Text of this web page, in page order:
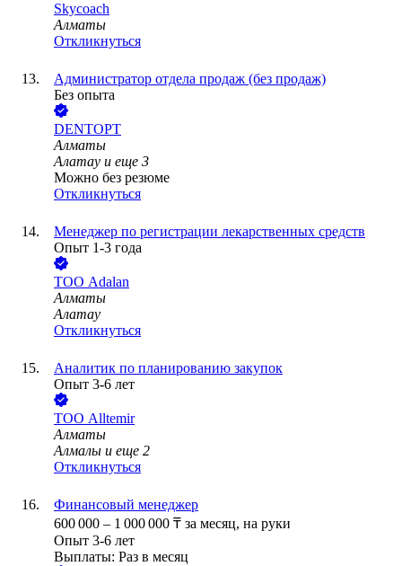
Skycoach
Алматы
Откликнуться
Администратор отдела продаж (без продаж)
Без опыта
DENTOPT
Алматы
Алатау и еще 3
Можно без резюме
Откликнуться
Менеджер по регистрации лекарственных средств
Опыт 1-3 года
ТОО Adalan
Алматы
Алатау
Откликнуться
Аналитик по планированию закупок
Опыт 3-6 лет
ТОО Alltemir
Алматы
Алмалы и еще 2
Откликнуться
Финансовый менеджер
600 000 – 1 000 000 ₸ за месяц, на руки
Опыт 3-6 лет
Выплаты: Раз в месяц